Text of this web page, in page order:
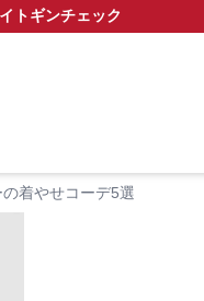
トギンチェック
着やせコーデ5選